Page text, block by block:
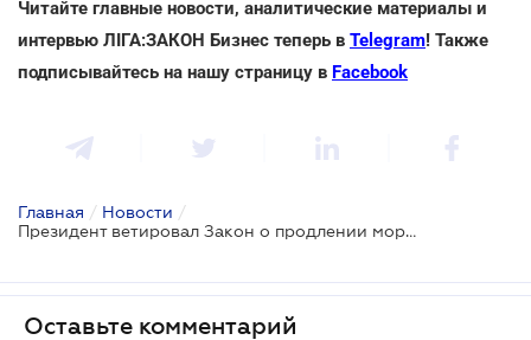
Читайте главные новости, аналитические материалы и
интервью ЛІГА:ЗАКОН Бизнес теперь в Telegram! Также
подписывайтесь на нашу страницу в Facebook
Главная / Новости /
Президент ветировал Закон о продлении моратория на взыскание имущества по валютным кредитам
Оставьте комментарий